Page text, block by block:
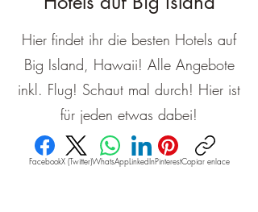
Hier findet ihr die besten Hotels auf
Big Island, Hawaii! Alle Angebote
inkl. Flug! Schaut mal durch! Hier ist
für jeden etwas dabei!
FacebookX (Twitter)WhatsAppLinkedInPinterestCopiar enlace